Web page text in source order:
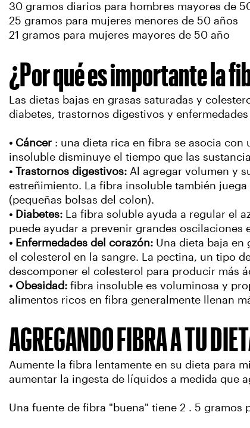
30 gramos diarios para hombres mayores de
25 gramos para mujeres menores de 50 años
21 gramos para mujeres mayores de 50 año
¿Por qué es importante la
Las dietas bajas en grasas saturadas y
diabetes, trastornos digestivos y
• Cáncer : una dieta rica en fibra se asocia
insoluble disminuye el tiempo que las
• Trastornos digestivos: Al agregar volumen y
estreñimiento. La fibra insoluble también
(pequeñas bolsas del colon).
• Diabetes: La fibra soluble ayuda a regular el
puede ayudar a prevenir grandes oscilaciones
• Enfermedades del corazón: Una dieta baja en
el colesterol en la sangre. La pectina, un tipo
descomponer el colesterol para producir más
• Obesidad: fibra insoluble es voluminosa y
alimentos ricos en fibra generalmente llenan
AGREGANDO FIBRA A TU
Aumente la fibra lentamente en su dieta para
aumentar la ingesta de líquidos a medida
Una fuente de fibra "buena" tiene 2 . 5